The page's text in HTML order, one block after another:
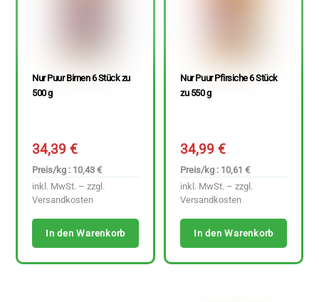
Nur Puur Birnen 6 Stück zu
500 g
34,39€
Preis/kg : 10,43 €
inkl. MwSt. – zzgl.
Versandkosten
In den Warenkorb
Nur Puur Pfirsiche 6 Stück
zu 550 g
34,99€
Preis/kg : 10,61 €
inkl. MwSt. – zzgl.
Versandkosten
In den Warenkorb